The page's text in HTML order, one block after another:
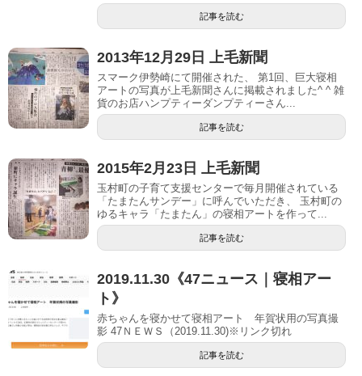
記事を読む
2013年12月29日 上毛新聞
スマーク伊勢崎にて開催された、 第1回、巨大寝相
アートの写真が上毛新聞さんに掲載されました^ ^ 雑
貨のお店ハンプティーダンプティーさん...
記事を読む
2015年2月23日 上毛新聞
玉村町の子育て支援センターで毎月開催されている
「たまたんサンデー」に呼んでいただき、 玉村町の
ゆるキャラ「たまたん」の寝相アートを作って...
記事を読む
2019.11.30《47ニュース｜寝相アー
ト》
赤ちゃんを寝かせて寝相アート 年賀状用の写真撮
影 47ＮＥＷＳ（2019.11.30)※リンク切れ
記事を読む